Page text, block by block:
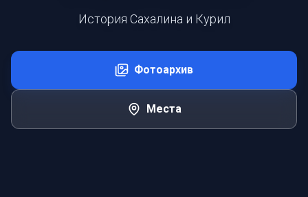
История Сахалина и Курил
Фотоархив
Места